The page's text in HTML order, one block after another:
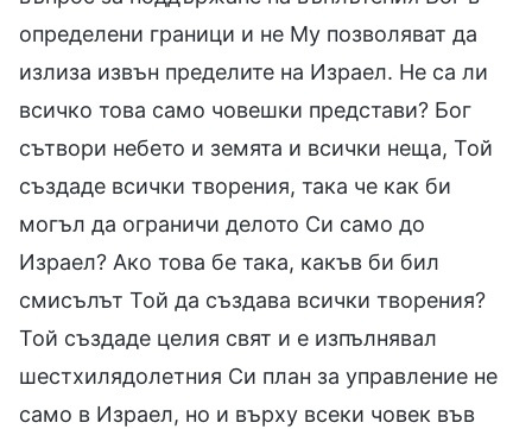
определени граници и не Му позволяват да
излиза извън пределите на Израел. Не са ли
всичко това само човешки представи? Бог
сътвори небето и земята и всички неща, Той
създаде всички творения, така че как би
могъл да ограничи делото Си само до
Израел? Ако това бе така, какъв би бил
смисълът Той да създава всички творения?
Той създаде целия свят и е изпълнявал
шестхилядолетния Си план за управление не
само в Израел, но и върху всеки човек във